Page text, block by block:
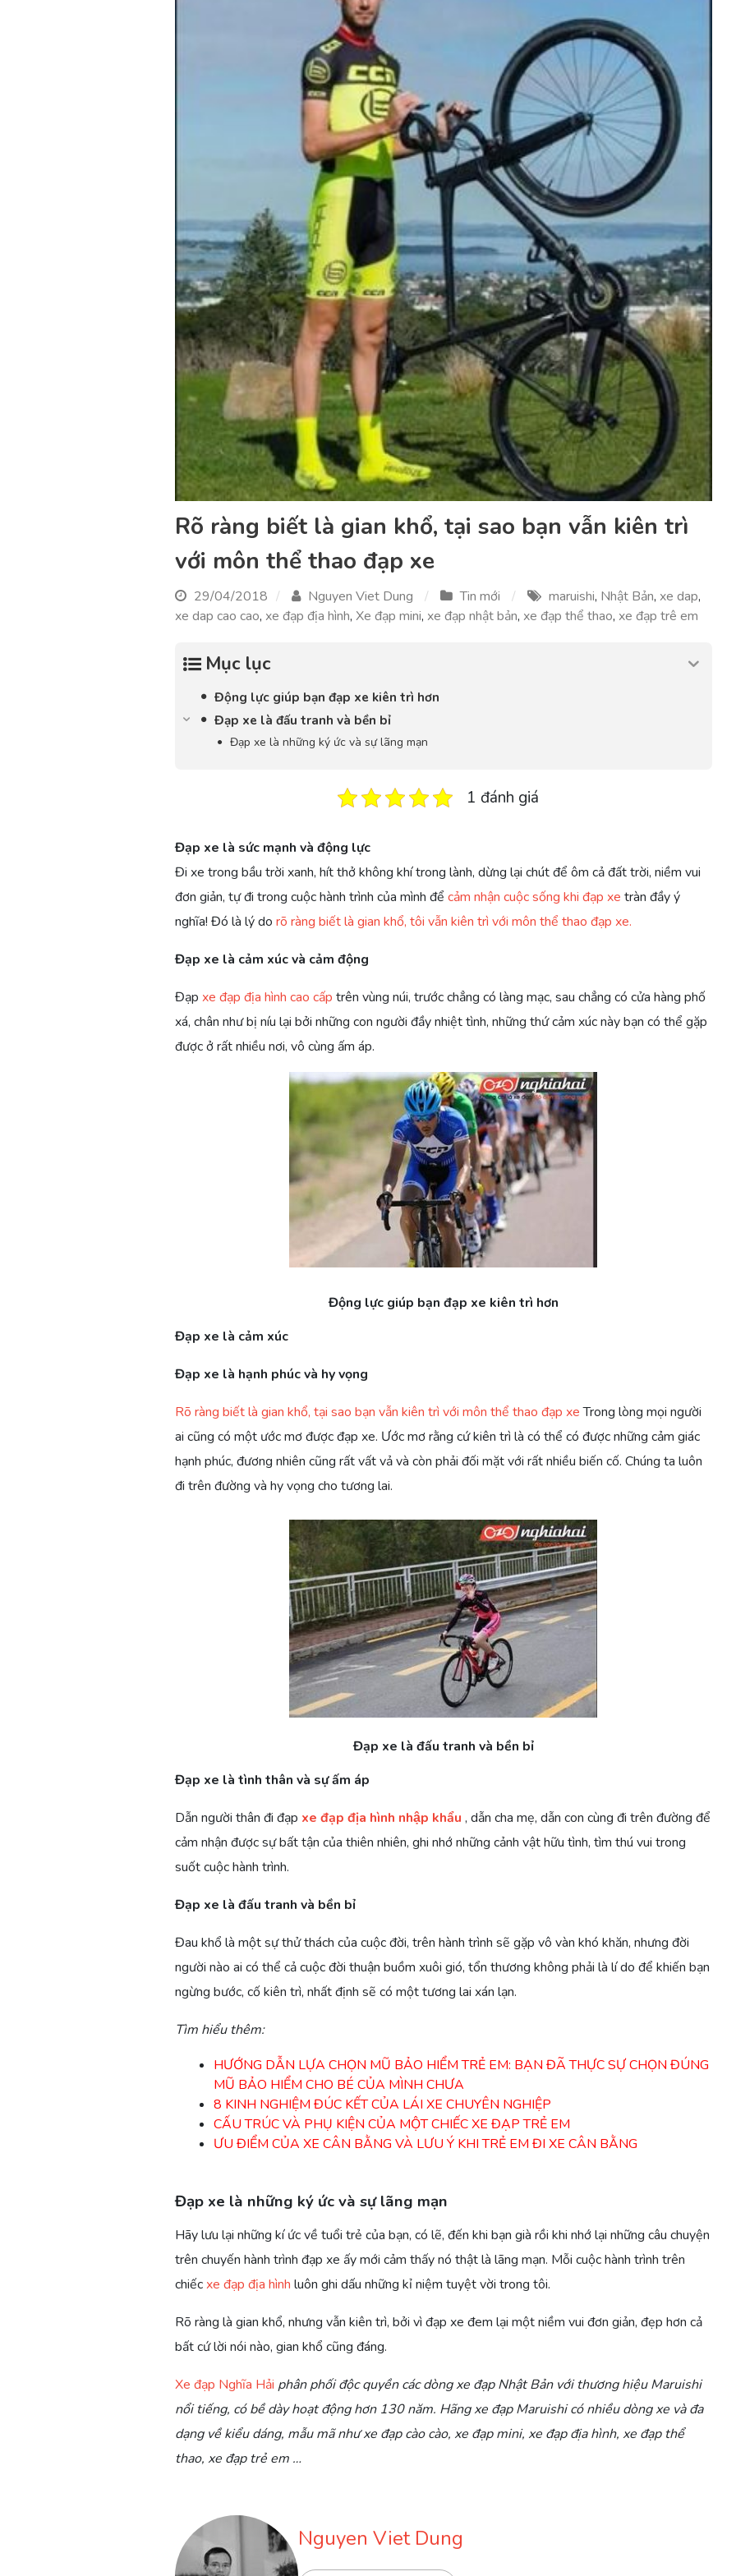
Rõ ràng biết là gian khổ, tại sao bạn vẫn kiên trì
với môn thể thao đạp xe
29/04/2018 Nguyen Viet Dung Tin mới maruishi, Nhật Bản, xe dap,
xe dap cao cao, xe đạp địa hình, Xe đạp mini, xe đạp nhật bản, xe đạp thể thao, xe đạp trê em
Mục lục
Động lực giúp bạn đạp xe kiên trì hơn
Đạp xe là đấu tranh và bền bỉ
Đạp xe là những ký ức và sự lãng mạn
1 đánh giá
Đạp xe là sức mạnh và động lực
Đi xe trong bầu trời xanh, hít thở không khí trong lành, dừng lại chút để ôm cả đất trời, niềm vui
đơn giản, tự đi trong cuộc hành trình của mình để cảm nhận cuộc sống khi đạp xe tràn đầy ý
nghĩa! Đó là lý do rõ ràng biết là gian khổ, tôi vẫn kiên trì với môn thể thao đạp xe.
Đạp xe là cảm xúc và cảm động
Đạp xe đạp địa hình cao cấp trên vùng núi, trước chẳng có làng mạc, sau chẳng có cửa hàng phố
xá, chân như bị níu lại bởi những con người đầy nhiệt tình, những thứ cảm xúc này bạn có thể gặp
được ở rất nhiều nơi, vô cùng ấm áp.
Động lực giúp bạn đạp xe kiên trì hơn
Đạp xe là cảm xúc
Đạp xe là hạnh phúc và hy vọng
Rõ ràng biết là gian khổ, tại sao bạn vẫn kiên trì với môn thể thao đạp xeTrong lòng mọi người
ai cũng có một ước mơ được đạp xe. Ước mơ rằng cứ kiên trì là có thể có được những cảm giác
hạnh phúc, đương nhiên cũng rất vất vả và còn phải đối mặt với rất nhiều biến cố. Chúng ta luôn
đi trên đường và hy vọng cho tương lai.
Đạp xe là đấu tranh và bền bỉ
Đạp xe là tình thân và sự ấm áp
Dẫn người thân đi đạp xe đạp địa hình nhập khẩu , dẫn cha mẹ, dẫn con cùng đi trên đường để
cảm nhận được sự bất tận của thiên nhiên, ghi nhớ những cảnh vật hữu tình, tìm thú vui trong
suốt cuộc hành trình.
Đạp xe là đấu tranh và bền bỉ
Đau khổ là một sự thử thách của cuộc đời, trên hành trình sẽ gặp vô vàn khó khăn, nhưng đời
người nào ai có thể cả cuộc đời thuận buồm xuôi gió, tổn thương không phải là lí do để khiến bạn
ngừng bước, cố kiên trì, nhất định sẽ có một tương lai xán lạn.
Tìm hiểu thêm:
HƯỚNG DẪN LỰA CHỌN MŨ BẢO HIỂM TRẺ EM: BẠN ĐÃ THỰC SỰ CHỌN ĐÚNG
MŨ BẢO HIỂM CHO BÉ CỦA MÌNH CHƯA
8 KINH NGHIỆM ĐÚC KẾT CỦA LÁI XE CHUYÊN NGHIỆP
CẤU TRÚC VÀ PHỤ KIỆN CỦA MỘT CHIẾC XE ĐẠP TRẺ EM
ƯU ĐIỂM CỦA XE CÂN BẰNG VÀ LƯU Ý KHI TRẺ EM ĐI XE CÂN BẰNG
Đạp xe là những ký ức và sự lãng mạn
Hãy lưu lại những kí ức về tuổi trẻ của bạn, có lẽ, đến khi bạn già rồi khi nhớ lại những câu chuyện
trên chuyến hành trình đạp xe ấy mới cảm thấy nó thật là lãng mạn. Mỗi cuộc hành trình trên
chiếcxe đạp địa hình luôn ghi dấu những kỉ niệm tuyệt vời trong tôi.
Rõ ràng là gian khổ, nhưng vẫn kiên trì, bởi vì đạp xe đem lại một niềm vui đơn giản, đẹp hơn cả
bất cứ lời nói nào, gian khổ cũng đáng.
Xe đạp Nghĩa Hải phân phối độc quyền các dòng xe đạp Nhật Bản với thương hiệu Maruishi
nổi tiếng, có bề dày hoạt động hơn 130 năm. Hãng xe đạp Maruishi có nhiều dòng xe và đa
dạng về kiểu dáng, mẫu mã như xe đạp cào cào, xe đạp mini, xe đạp địa hình, xe đạp thể
thao, xe đạp trẻ em …
Nguyen Viet Dung